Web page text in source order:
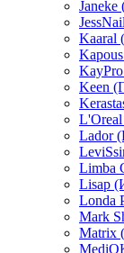
Janeke
Kaaral
Keen
Lador
Limba
Lisap
Londa
Mark